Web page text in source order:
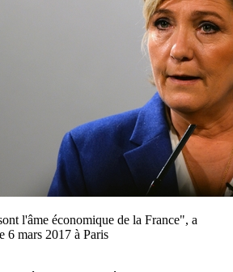
l'âme économique de la France", a
6 mars 2017 à Paris